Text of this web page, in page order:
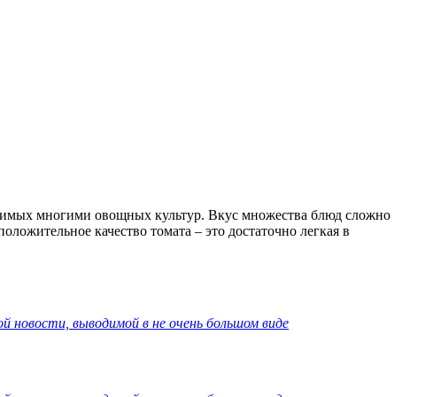
многими овощных культур. Вкус множества блюд сложно
качество томата – это достаточно легкая в
новости, выводимой в не очень большом виде